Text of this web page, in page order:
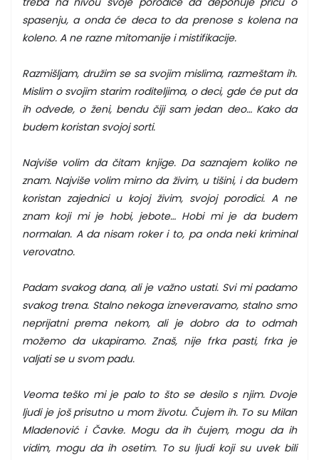
spasenju, a onda će deca to da prenose s kolena na
koleno. A ne razne mitomanije i mistifikacije.
Razmišljam, družim se sa svojim mislima, razmeštam ih.
Mislim o svojim starim roditeljima, o deci, gde će put da
ih odvede, o ženi, bendu čiji sam jedan deo… Kako da
budem koristan svojoj sorti.
Najviše volim da čitam knjige. Da saznajem koliko ne
znam. Najviše volim mirno da živim, u tišini, i da budem
koristan zajednici u kojoj živim, svojoj porodici. A ne
znam koji mi je hobi, jebote… Hobi mi je da budem
normalan. A da nisam roker i to, pa onda neki kriminal
verovatno.
Padam svakog dana, ali je važno ustati. Svi mi padamo
svakog trena. Stalno nekoga izneveravamo, stalno smo
neprijatni prema nekom, ali je dobro da to odmah
možemo da ukapiramo. Znaš, nije frka pasti, frka je
valjati se u svom padu.
Veoma teško mi je palo to što se desilo s njim. Dvoje
ljudi je još prisutno u mom životu. Čujem ih. To su Milan
Mladenović i Čavke. Mogu da ih čujem, mogu da ih
vidim, mogu da ih osetim. To su ljudi koji su uvek bili